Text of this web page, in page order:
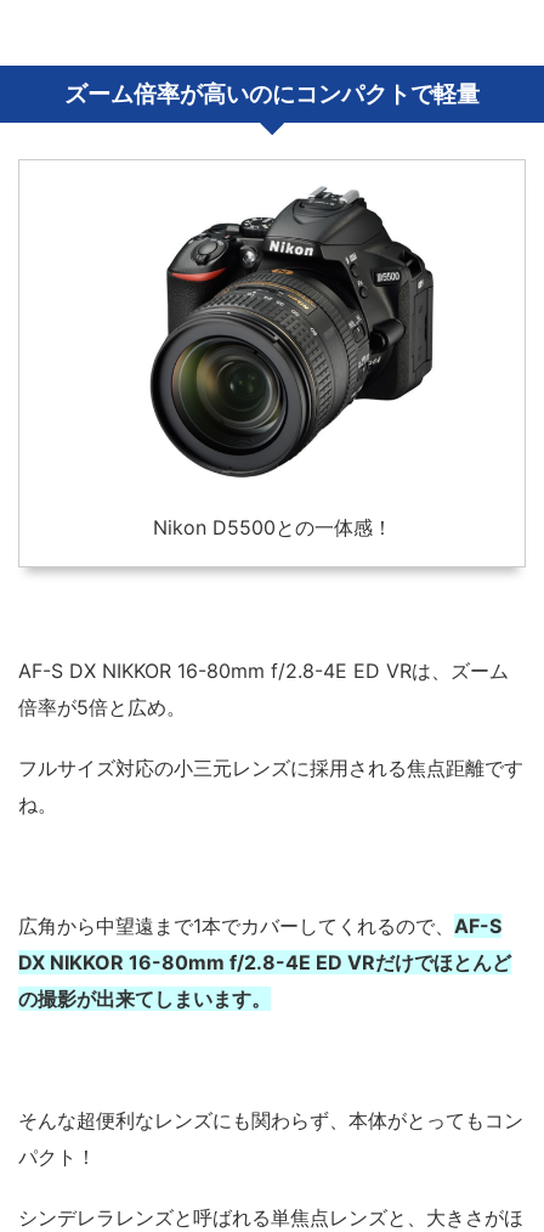
ズーム倍率が高いのにコンパクトで軽量
Nikon D5500との一体感！
AF-S DX NIKKOR 16-80mm f/2.8-4E ED VRは、ズーム
倍率が5倍と広め。
フルサイズ対応の小三元レンズに採用される焦点距離です
ね。
広角から中望遠まで1本でカバーしてくれるので、 AF-S
DX NIKKOR 16-80mm f/2.8-4E ED VRだけでほとんど
の撮影が出来てしまいます。
そんな超便利なレンズにも関わらず、本体がとってもコン
パクト！
シンデレラレンズと呼ばれる単焦点レンズと、大きさがほ